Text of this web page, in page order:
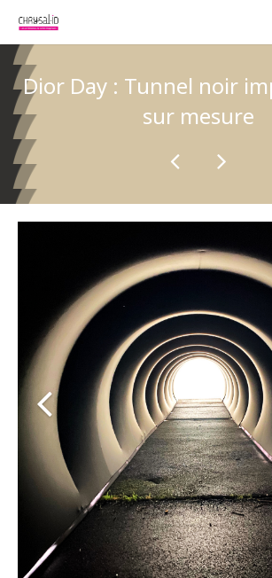
Qui sommes-nous ?
Nos prestations
ID-KIT
Contactez-nous !
Dior Day : Tunnel noir
sur mesure